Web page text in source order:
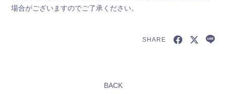
場合がございますのでご了承ください。
SHARE
BACK